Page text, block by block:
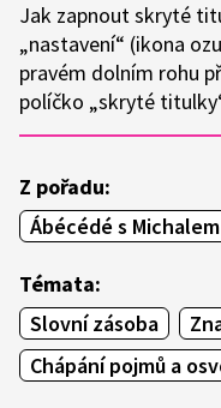
Jak zapnout skryté
„nastavení“ (ikona
pravém dolním rohu
políčko „skryté
Z pořadu:
Ábécédé s Michalem
Témata:
Slovní zásoba
Chápání pojmů a